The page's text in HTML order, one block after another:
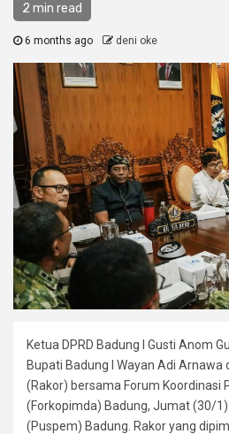
2 min read
6 months ago deni oke
Ketua DPRD Badung I Gusti Anom
Bupati Badung I Wayan Adi Arnawa
(Rakor) bersama Forum Koordinasi
(Forkopimda) Badung, Jumat (30/
(Puspem) Badung. Rakor yang